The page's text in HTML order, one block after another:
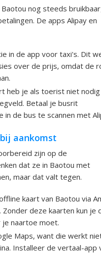
nog steeds
De apps Alipay en
in de app voor taxi's. Dit
over de prijs, omdat de
heb je als toerist niet nodig
Betaal je busrit
de bus te scannen met
aankomst
zijn op de
dat ze in Baotou met
maar dat valt tegen.
kaart van Baotou via
Zonder deze kaarten kun je
je naartoe moet.
Maps, want die werkt
Installeer de vertaal-app